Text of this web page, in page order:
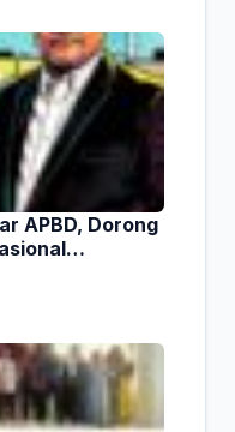
APBD, Dorong